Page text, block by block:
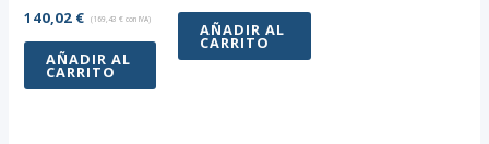
140,02 € (169,43€ con IVA)
AÑADIR AL
CARRITO
AÑADIR AL
CARRITO